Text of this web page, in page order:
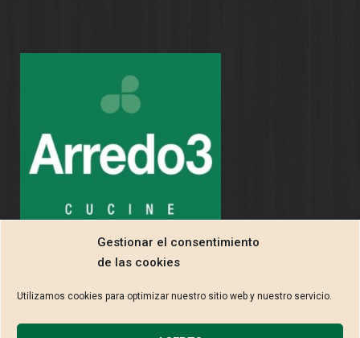
Gestionar el consentimiento
de las cookies
Utilizamos cookies para optimizar nuestro sitio web y nuestro servicio.